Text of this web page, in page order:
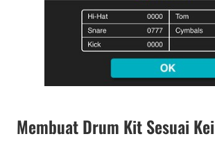
Membuat Drum Kit Sesuai